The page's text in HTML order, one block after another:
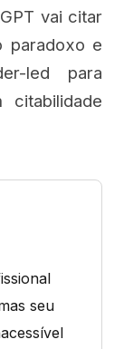
vai citar
paradoxo e
led para
citabilidade
seu